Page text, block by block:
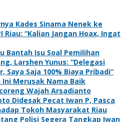
Kades Sinama Nenek ke
Riau: “Kalian Jangan Hoax, Ingat
Bantah Isu Soal Pemilihan
Larshen Yunus: “Delegasi
Saya Saja 100% Biaya Pribadi”
Merusak Nama Baik
Wajah Arsadianto
Didesak Pecat Iwan P, Pasca
Tokoh Masyarakat Riau
Polisi Segera Tangkap Iwan